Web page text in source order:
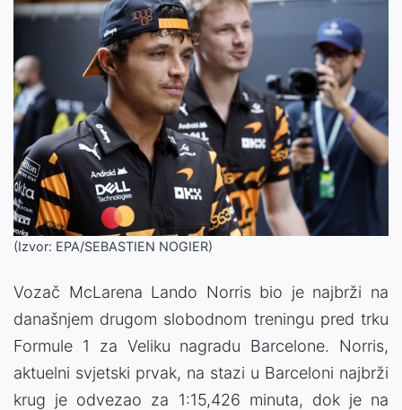
(Izvor: EPA/SEBASTIEN NOGIER)
Vozač McLarena Lando Norris bio je najbrži na
današnjem drugom slobodnom treningu pred trku
Formule 1 za Veliku nagradu Barcelone. Norris,
aktuelni svjetski prvak, na stazi u Barceloni najbrži
krug je odvezao za 1:15,426 minuta, dok je na